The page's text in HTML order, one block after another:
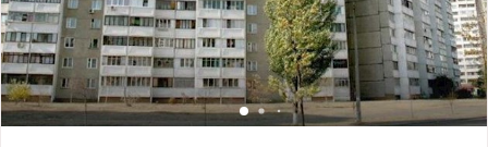
Эпицентр, АТБ, школы, садики, парки и все необходимое для
комфортной жизни. Удобная транспортная развязка. Цена 57
500у.е. +380(93)7397745, +380(97)7397745 Нина. valion.ua/1147586